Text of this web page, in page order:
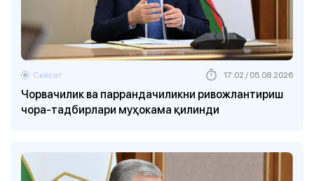
Чорвачилик ва паррандачиликни ривожлантириш
чора-тадбирлари муҳокама қилинди
Сиёсат 17:02 / 05.08.2026